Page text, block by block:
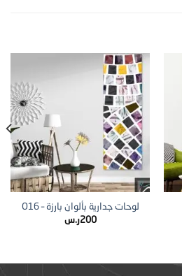
لوحات جدارية بألوان بارزة – O16
200ر.س